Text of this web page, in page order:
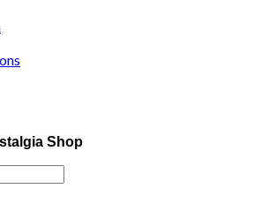
Shop